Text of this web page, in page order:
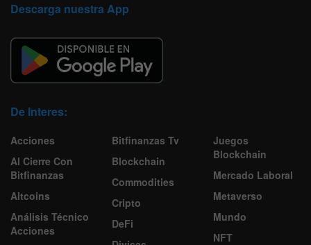
Descarga nuestra App
De Interes:
Acciones
Al Cierre Con
Bitfinanzas
Altcoins
Análisis Técnico
Acciones
Bitfinanzas Tv
Blockchain
Commodities
Cripto
DeFi
Juegos
Blockchain
Mercado Laboral
Metaverso
Mundo
NFT